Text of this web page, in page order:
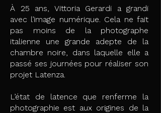
À 25 ans, Vittoria Gerardi a grandi
avec l’image numérique. Cela ne fait
pas moins de la photographe
italienne une grande adepte de la
chambre noire, dans laquelle elle a
passé ses journées pour réaliser son
projet Latenza.
L’état de latence que renferme la
photographie est aux origines de la